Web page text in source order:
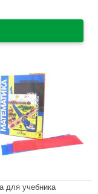
для учебника